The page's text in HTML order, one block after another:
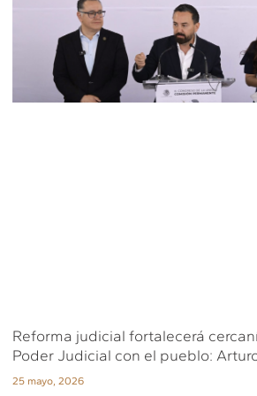
Reforma judicial fortalecerá
Poder Judicial con el pueblo:
25 mayo, 2026